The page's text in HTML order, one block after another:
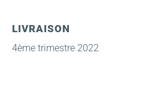
LIVRAISON
4ème trimestre 2022